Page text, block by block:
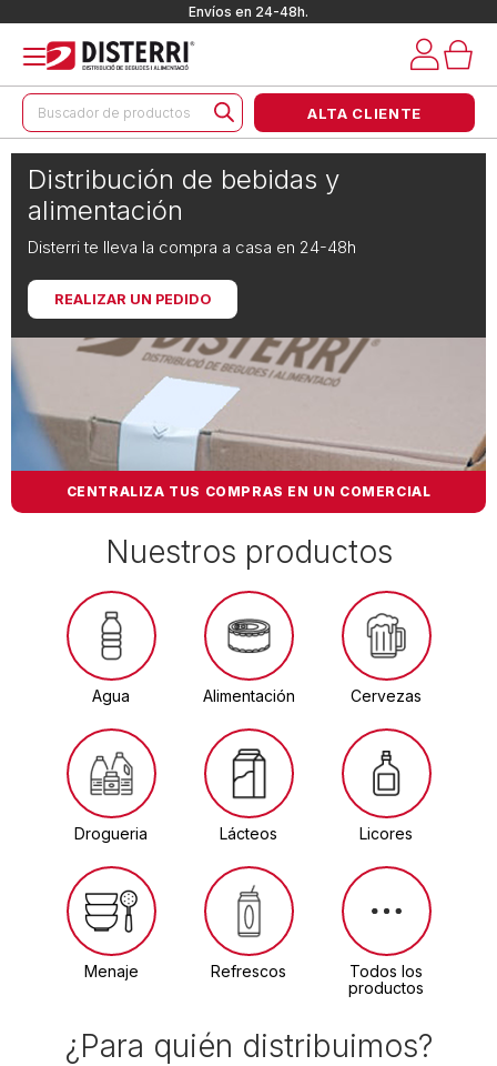
Envíos en 24-48h.
Búsqueda
de
productos
ALTA CLIENTE
Distribución de bebidas y
alimentación
Disterri te lleva la compra a casa en 24-48h
REALIZAR UN PEDIDO
CENTRALIZA TUS COMPRAS EN UN COMERCIAL
Nuestros productos
Agua Alimentación Cervezas
Drogueria Lácteos Licores
Menaje Refrescos
Todos los
productos
¿Para quién distribuimos?